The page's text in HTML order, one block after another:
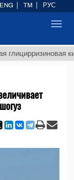
ENG TM РУС